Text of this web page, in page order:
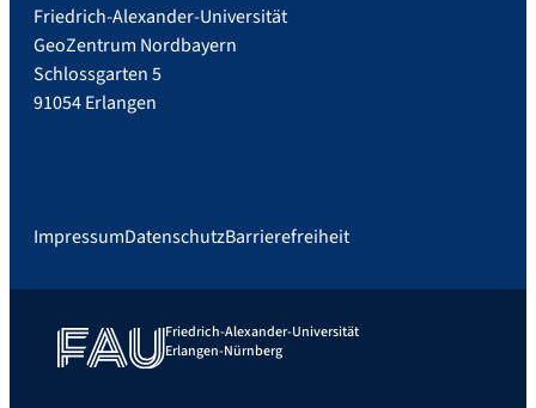
Friedrich-Alexander-Universität
GeoZentrum Nordbayern
Schlossgarten 5
91054 Erlangen
ImpressumDatenschutzBarrierefreiheit
Friedrich-Alexander-Universität
Erlangen-Nürnberg